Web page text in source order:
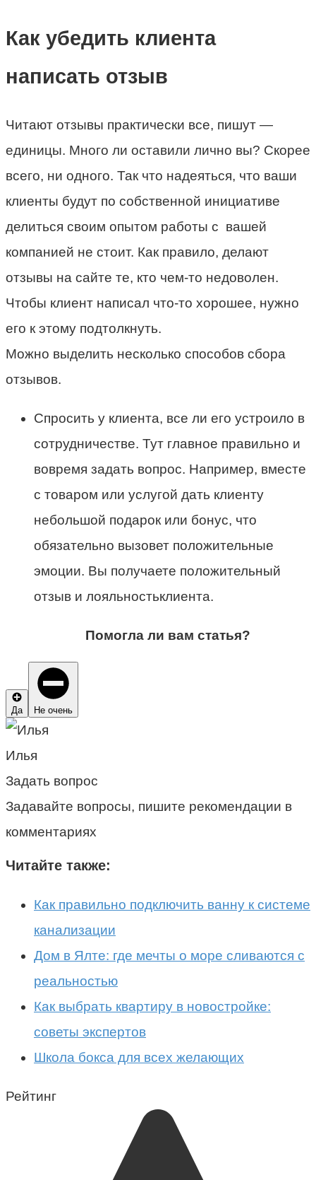
Как убедить клиента
написать отзыв
Читают отзывы практически все, пишут —
единицы. Много ли оставили лично вы? Скорее
всего, ни одного. Так что надеяться, что ваши
клиенты будут по собственной инициативе
делиться своим опытом работы с вашей
компанией не стоит. Как правило, делают
отзывы на сайте те, кто чем-то недоволен.
Чтобы клиент написал что-то хорошее, нужно
его к этому подтолкнуть.
Можно выделить несколько способов сбора
отзывов.
Спросить у клиента, все ли его устроило в
сотрудничестве. Тут главное правильно и
вовремя задать вопрос. Например, вместе
с товаром или услугой дать клиенту
небольшой подарок или бонус, что
обязательно вызовет положительные
эмоции. Вы получаете положительный
отзыв и лояльностьклиента.
Помогла ли вам статья?
Да Не очень
Илья
Задать вопрос
Задавайте вопросы, пишите рекомендации в
комментариях
Читайте также:
Как правильно подключить ванну к системе
канализации
Дом в Ялте: где мечты о море сливаются с
реальностью
Как выбрать квартиру в новостройке:
советы экспертов
Школа бокса для всех желающих
Рейтинг